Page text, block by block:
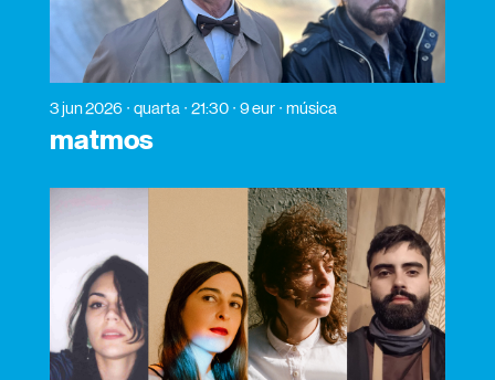
3 jun 2026 quarta 21:30 9 eur música
matmos